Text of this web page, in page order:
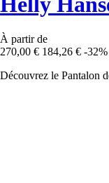
À partir de
270,00 € 184,26 € -32%
Découvrez le Pantalon